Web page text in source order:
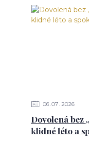
06 07 2026
Dovolená bez
klidné léto a